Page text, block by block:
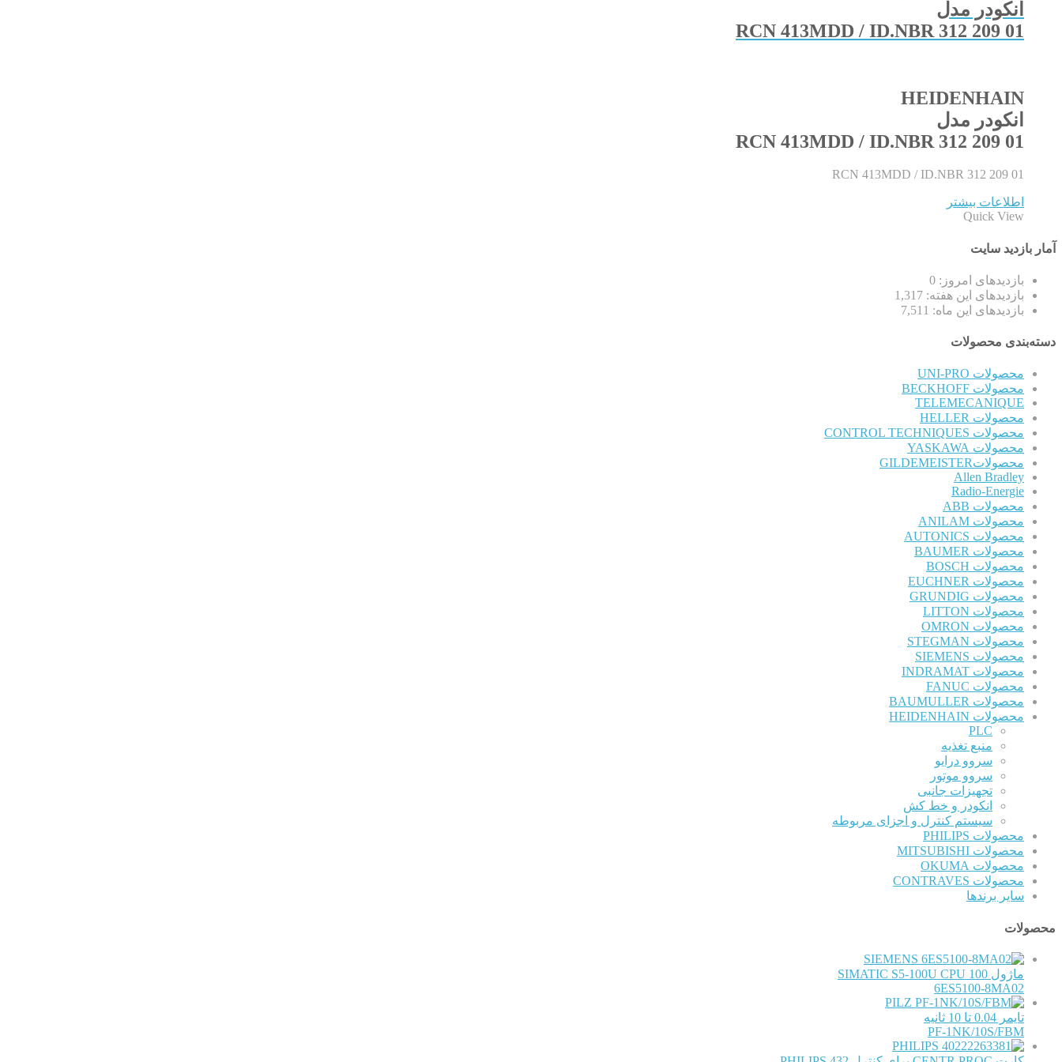
انکودر مدل
RCN 413MDD / ID.NBR 312 209 01
HEIDENHAIN
انکودر مدل
RCN 413MDD / ID.NBR 312 209 01
RCN 413MDD / ID.NBR 312 209 01
اطلاعات بیشتر
Quick View
آمار بازدید سایت
بازدیدهای امروز: 0
بازدیدهای این هفته: 1,317
بازدیدهای این ماه: 7,511
دسته‌بندی محصولات
محصولات UNI-PRO
محصولات BECKHOFF
TELEMECANIQUE
محصولات HELLER
محصولات CONTROL TECHNIQUES
محصولات YASKAWA
محصولاتGILDEMEISTER
Allen Bradley
Radio-Energie
محصولات ABB
محصولات ANILAM
محصولات AUTONICS
محصولات BAUMER
محصولات BOSCH
محصولات EUCHNER
محصولات GRUNDIG
محصولات LITTON
محصولات OMRON
محصولات STEGMAN
محصولات SIEMENS
محصولات INDRAMAT
محصولات FANUC
محصولات BAUMULLER
محصولات HEIDENHAIN
PLC
منبع تغذیه
سروو درایو
سروو موتور
تجهیزات جانبی
انکودر و خط کش
سیستم کنترل و اجزای مربوطه
محصولات PHILIPS
محصولات MITSUBISHI
محصولات OKUMA
محصولات CONTRAVES
سایر برندها
محصولات
SIEMENS
ماژول SIMATIC S5-100U CPU 100
6ES5100-8MA02
PILZ
تایمر 0.04 تا 10 ثانیه
PF-1NK/10S/FBM
PHILIPS